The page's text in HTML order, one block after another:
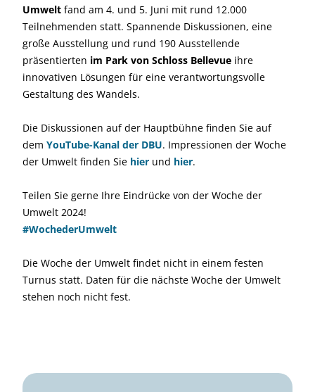
Umwelt fand am 4. und 5. Juni mit rund 12.000
Teilnehmenden statt. Spannende Diskussionen, eine
große Ausstellung und rund 190 Ausstellende
präsentierten im Park von Schloss Bellevue ihre
innovativen Lösungen für eine verantwortungsvolle
Gestaltung des Wandels.
Die Diskussionen auf der Hauptbühne finden Sie auf
dem YouTube-Kanal der DBU. Impressionen der Woche
der Umwelt finden Sie hier und hier.
Teilen Sie gerne Ihre Eindrücke von der Woche der
Umwelt 2024!
#WochederUmwelt
Die Woche der Umwelt findet nicht in einem festen
Turnus statt. Daten für die nächste Woche der Umwelt
stehen noch nicht fest.